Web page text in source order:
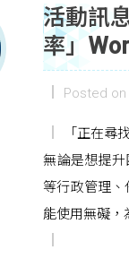
活動訊
率」
Posted on
「正在尋
無論是想提
等行政管理
能使用無礙，